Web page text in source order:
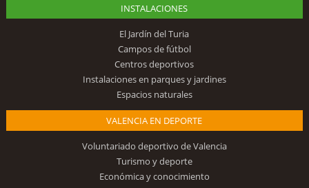
INSTALACIONES
El Jardín del Turia
Campos de fútbol
Centros deportivos
Instalaciones en parques y jardines
Espacios naturales
VALENCIA EN DEPORTE
Voluntariado deportivo de Valencia
Turismo y deporte
Económica y conocimiento